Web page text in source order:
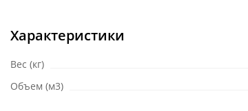
Характеристики
Вес (кг)
Объем (м3)